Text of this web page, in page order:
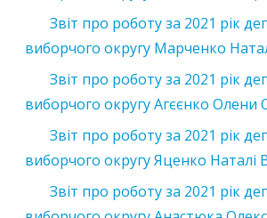
Звіт про роботу за 2021 рік
виборчого округу Марченко
Звіт про роботу за 2021 рік
виборчого округу Агєєнко Олени
Звіт про роботу за 2021 рік
виборчого округу Яценко Наталі
Звіт про роботу за 2021 рік